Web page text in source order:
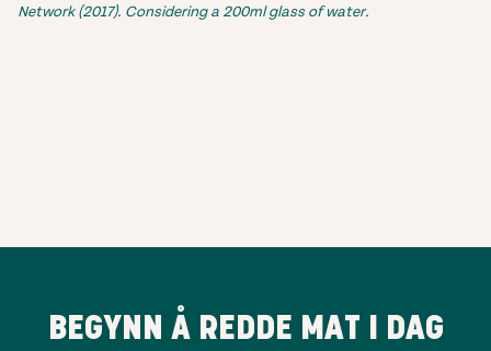
Network (2017). Considering a 200ml glass of water.
BEGYNN Å REDDE MAT I DAG